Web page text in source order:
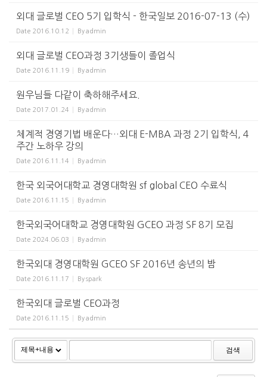
외대 글로벌 CEO 5기 입학식 - 한국일보 2016-07-13 (수)
Date 2016.10.12 Byadmin
외대 글로벌 CEO과정 3기생들이 졸업식
Date 2016.11.19 Byadmin
원우님들 다같이 축하해주세요.
Date 2017.01.24 Byadmin
체계적 경영기법 배운다…외대 E-MBA 과정 2기 입학식, 4
주간 노하우 강의
Date 2016.11.14 Byadmin
한국 외국어대학교 경영대학원 sf global CEO 수료식
Date 2016.11.15 Byadmin
한국외국어대학교 경영대학원 GCEO 과정 SF 8기 모집
Date 2024.06.03 Byadmin
한국외대 경영대학원 GCEO SF 2016년 송년의 밤
Date 2016.11.17 Byspark
한국외대 글로벌 CEO과정
Date 2016.11.15 Byadmin
검색